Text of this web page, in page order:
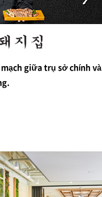
giữa trụ sở chính và